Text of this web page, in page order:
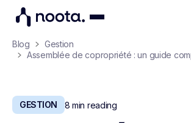
Blog
Gestion
Assemblée de copropriété : un guide
GESTION 8 min reading